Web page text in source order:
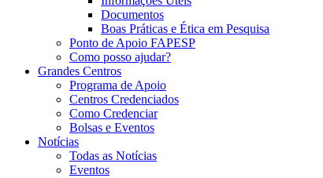
Documentos
Boas Práticas e Ética em Pesquisa
Ponto de Apoio FAPESP
Como posso ajudar?
Grandes Centros
Programa de Apoio
Centros Credenciados
Como Credenciar
Bolsas e Eventos
Notícias
Todas as Notícias
Eventos